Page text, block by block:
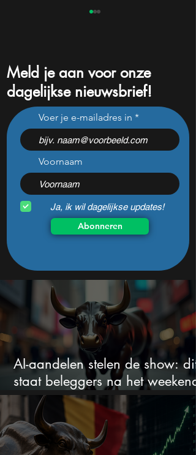
Dit aandeel groeit 547%
maar winst blijft een
probleem
Meld je aan voor onze
dagelijkse nieuwsbrief!
Voer je e-mailadres in
Voornaam
Ja, ik wil dagelijkse updates!
Abonneren
AI-aandelen stelen de show: dit
staat beleggers na het weekend
te wachten